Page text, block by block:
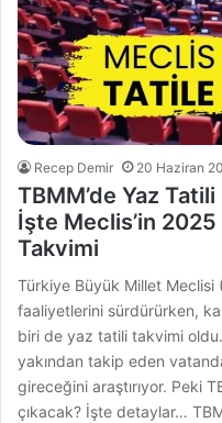
Recep Demir 20 Haziran
TBMM’de Yaz
İşte Meclis’in 2025
Takvimi
Türkiye Büyük Millet Meclisi
faaliyetlerini sürdürürken,
biri de yaz tatili takvimi
yakından takip eden
gireceğini araştırıyor. Peki
çıkacak? İşte detaylar…